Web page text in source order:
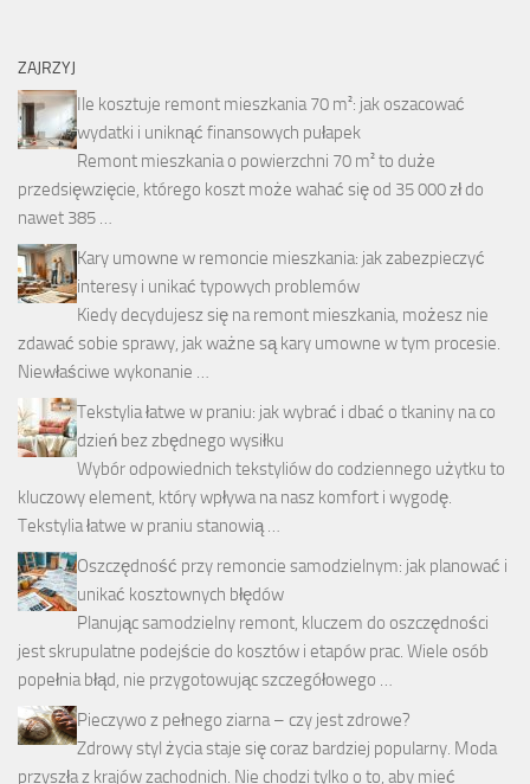
ZAJRZYJ
Ile kosztuje remont mieszkania 70 m²: jak oszacować
wydatki i uniknąć finansowych pułapek
Remont mieszkania o powierzchni 70 m² to duże
przedsięwzięcie, którego koszt może wahać się od 35 000 zł do
nawet 385 …
Kary umowne w remoncie mieszkania: jak zabezpieczyć
interesy i unikać typowych problemów
Kiedy decydujesz się na remont mieszkania, możesz nie
zdawać sobie sprawy, jak ważne są kary umowne w tym procesie.
Niewłaściwe wykonanie …
Tekstylia łatwe w praniu: jak wybrać i dbać o tkaniny na co
dzień bez zbędnego wysiłku
Wybór odpowiednich tekstyliów do codziennego użytku to
kluczowy element, który wpływa na nasz komfort i wygodę.
Tekstylia łatwe w praniu stanowią …
Oszczędność przy remoncie samodzielnym: jak planować i
unikać kosztownych błędów
Planując samodzielny remont, kluczem do oszczędności
jest skrupulatne podejście do kosztów i etapów prac. Wiele osób
popełnia błąd, nie przygotowując szczegółowego …
Pieczywo z pełnego ziarna – czy jest zdrowe?
Zdrowy styl życia staje się coraz bardziej popularny. Moda
przyszła z krajów zachodnich. Nie chodzi tylko o to, aby mieć